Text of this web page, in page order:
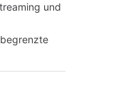
und